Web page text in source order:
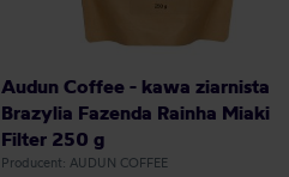
Audun Coffee - kawa ziarnista
Brazylia Fazenda Rainha Miaki
Filter 250 g
Producent: AUDUN COFFEE